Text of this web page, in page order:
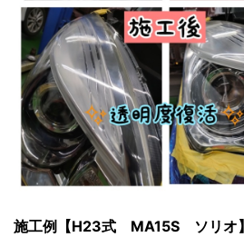
施工例【H23式 MA15S ソリオ】